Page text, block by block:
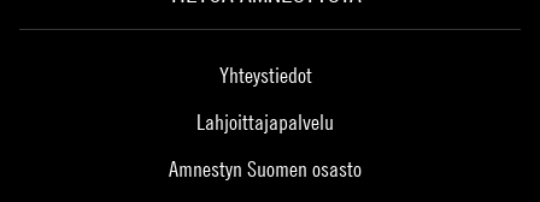
Yhteystiedot
Lahjoittajapalvelu
Amnestyn Suomen osasto